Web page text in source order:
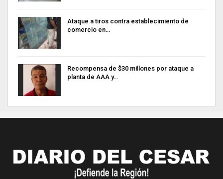
Ataque a tiros contra establecimiento de
comercio en…
Recompensa de $30 millones por ataque a
planta de AAA y…